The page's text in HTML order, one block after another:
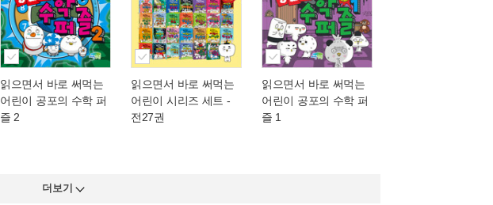
읽으면서 바로 써먹는
어린이 공포의 수학 퍼
즐 2
읽으면서 바로 써먹는
어린이 시리즈 세트 -
전27권
읽으면서 바로 써먹는
어린이 공포의 수학 퍼
즐 1
더보기